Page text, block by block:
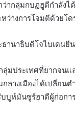
ว่ากลุ่มกบฏฮูตีกำลัง
หว่างการโจมตีด้วยโ
ธานาธิบดีโจไบเดนยื
ลุ่มประเทศที่ยากจน
กลางเมืองได้เปลี่ยน
บูห์มันซูร์ฮาดีผู้ก่อก